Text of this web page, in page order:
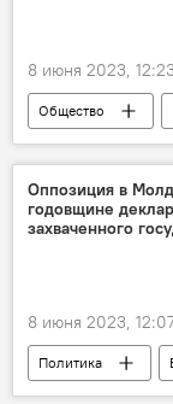
8 июня 2023, 12:23
Общество
протест
Оппозиция в
годовщине
захваченного
8 июня 2023,
Политика
Влад Батрынча